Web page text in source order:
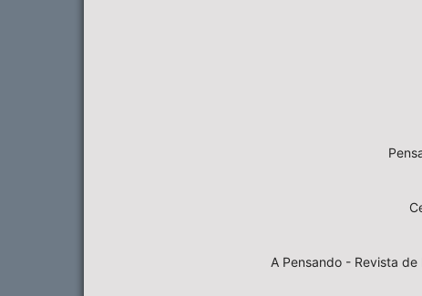
A Pensando - Revista